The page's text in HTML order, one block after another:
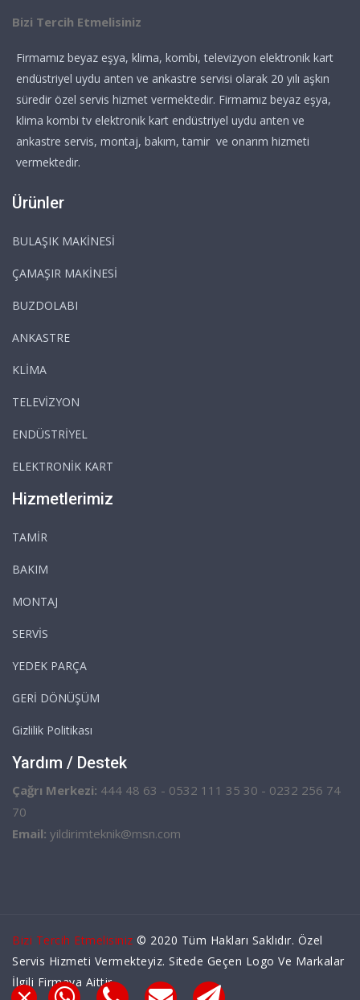
Bizi Tercih Etmelisiniz
Firmamız beyaz eşya, klima, kombi, televizyon elektronik kart
endüstriyel uydu anten ve ankastre servisi olarak 20 yılı aşkın
süredir özel servis hizmet vermektedir. Firmamız beyaz eşya,
klima kombi tv elektronik kart endüstriyel uydu anten ve
ankastre servis, montaj, bakım, tamir ve onarım hizmeti
vermektedir.
Ürünler
BULAŞIK MAKİNESİ
ÇAMAŞIR MAKİNESİ
BUZDOLABI
ANKASTRE
KLİMA
TELEVİZYON
ENDÜSTRİYEL
ELEKTRONİK KART
Hizmetlerimiz
TAMİR
BAKIM
MONTAJ
SERVİS
YEDEK PARÇA
GERİ DÖNÜŞÜM
Gizlilik Politikası
Yardım / Destek
Çağrı Merkezi: 444 48 63 - 0532 111 35 30 - 0232 256 74
70
Email: yildirimteknik@msn.com
Bizi Tercih Etmelisiniz © 2020 Tüm Hakları Saklıdır. Özel
Servis Hizmeti Vermekteyiz. Sitede Geçen Logo Ve Markalar
İlgili Firmaya Aittir.